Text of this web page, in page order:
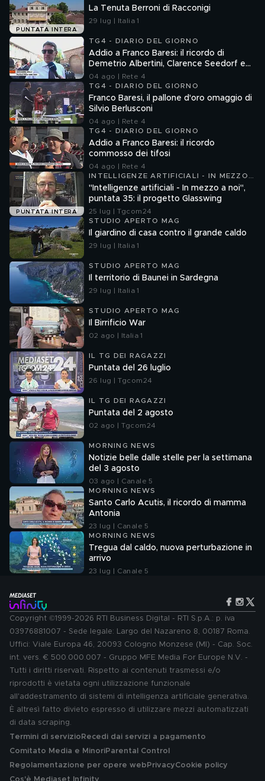
PUNTATA INTERA
La Tenuta Berroni di Racconigi
29 lug | Italia 1
TG4 - DIARIO DEL GIORNO
Addio a Franco Baresi: il ricordo di
Demetrio Albertini, Clarence Seedorf e
Giovanni Galli
04 ago | Rete 4
TG4 - DIARIO DEL GIORNO
Franco Baresi, il pallone d'oro omaggio di
Silvio Berlusconi
04 ago | Rete 4
TG4 - DIARIO DEL GIORNO
Addio a Franco Baresi: il ricordo
commosso dei tifosi
04 ago | Rete 4
PUNTATA INTERA
INTELLIGENZE ARTIFICIALI - IN MEZZO
A NOI
"Intelligenze artificiali - In mezzo a noi",
puntata 35: il progetto Glasswing
25 lug | Tgcom24
STUDIO APERTO MAG
Il giardino di casa contro il grande caldo
29 lug | Italia 1
STUDIO APERTO MAG
Il territorio di Baunei in Sardegna
29 lug | Italia 1
STUDIO APERTO MAG
Il Birrificio War
02 ago | Italia 1
IL TG DEI RAGAZZI
Puntata del 26 luglio
26 lug | Tgcom24
IL TG DEI RAGAZZI
Puntata del 2 agosto
02 ago | Tgcom24
MORNING NEWS
Notizie belle dalle stelle per la settimana
del 3 agosto
03 ago | Canale 5
MORNING NEWS
Santo Carlo Acutis, il ricordo di mamma
Antonia
23 lug | Canale 5
MORNING NEWS
Tregua dal caldo, nuova perturbazione in
arrivo
23 lug | Canale 5
Copyright ©1999-2026 RTI Business Digital - RTI S.p.A.: p. iva
03976881007 - Sede legale: Largo del Nazareno 8, 00187 Roma.
Uffici: Viale Europa 46, 20093 Cologno Monzese (MI) - Cap. Soc.
int. vers. € 500.000.007 - Gruppo MFE Media For Europe N.V. -
Tutti i diritti riservati. Rispetto ai contenuti trasmessi e/o
riprodotti è vietata ogni utilizzazione funzionale
all'addestramento di sistemi di intelligenza artificiale generativa.
È altresì fatto divieto espresso di utilizzare mezzi automatizzati
di data scraping.
Termini di servizio Recedi dai servizi a pagamento
Comitato Media e MinoriParental Control
Regolamentazione per opere web PrivacyCookie policy